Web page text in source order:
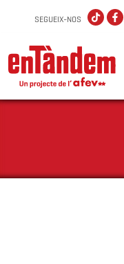
SEGUEIX-NOS